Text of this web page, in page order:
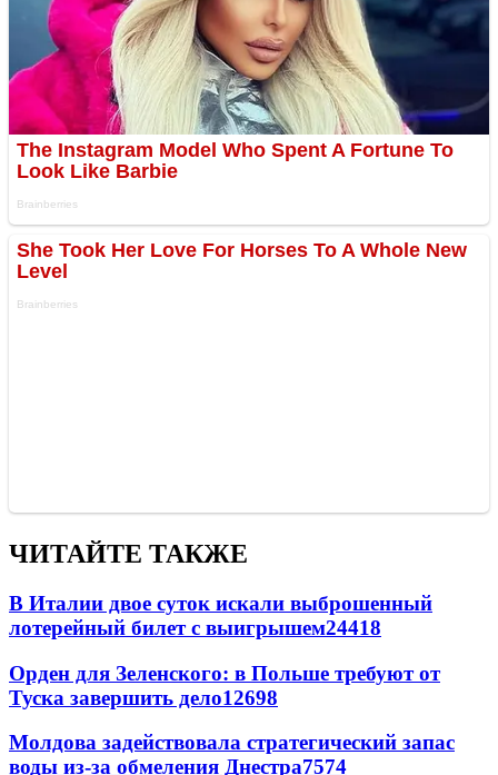
ЧИТАЙТЕ ТАКЖЕ
В Италии двое суток искали выброшенный
лотерейный билет с выигрышем24418
Орден для Зеленского: в Польше требуют от
Туска завершить дело12698
Молдова задействовала стратегический запас
воды из-за обмеления Днестра7574